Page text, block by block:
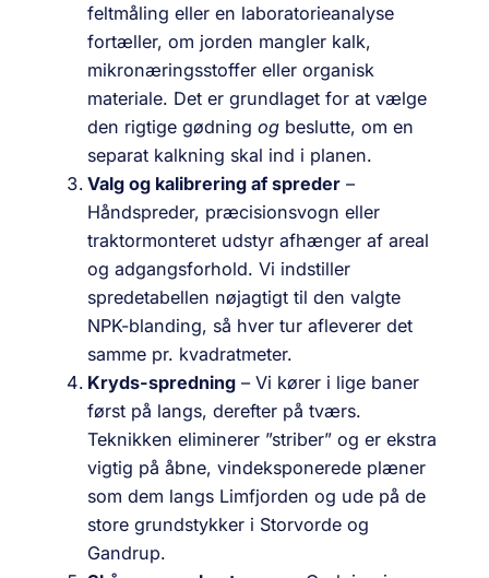
feltmåling eller en laboratorieanalyse
fortæller, om jorden mangler kalk,
mikronærings­stoffer eller organisk
materiale. Det er grundlaget for at vælge
den rigtige gødning og beslutte, om en
separat kalkning skal ind i planen.
Valg og kalibrering af spreder –
Håndspreder, præcisions­vogn eller
traktor­monteret udstyr afhænger af areal
og adgangs­forhold. Vi indstiller
spredetabellen nøjagtigt til den valgte
NPK-blanding, så hver tur afleverer det
samme pr. kvadratmeter.
Kryds-spredning – Vi kører i lige baner
først på langs, derefter på tværs.
Teknikken eliminerer ”striber” og er ekstra
vigtig på åbne, vind­eksponerede plæner
som dem langs Limfjorden og ude på de
store grundstykker i Storvorde og
Gandrup.